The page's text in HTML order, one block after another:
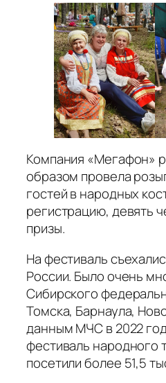
Компания «Мегафон»
образом провела
гостей в народных
регистрацию, девять
призы.
На фестиваль
России. Было очень
Сибирского
Томска, Барнаула,
данным МЧС в 2022
фестиваль народного
посетили более 51,5